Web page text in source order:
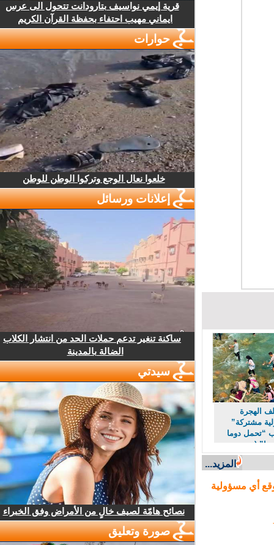
الهجرة
مشتركة”
دوما
(مصدر
المزيد...
أي مسؤولية
قرية إيمي نواسيف بتارودانت تتحول الى عرس
ايماني مهيب احتفاء بحفظة القرآن الكريم
حوارات
خلعوا نعال الوجع وتركوا الوطن للوطن
إعلانات ورسائل
ساكنة تنغير تدعم حملات الحد من انتشار الكلاب
الضالة بالمدينة
سيدتي
نصائح هامّة لصيف خالٍ من الأمراض وفق الخبراء
صورة وتعليق